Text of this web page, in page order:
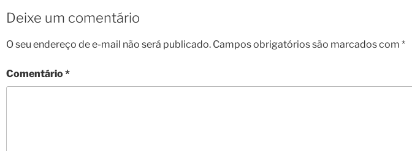
Deixe um comentário
O seu endereço de e-mail não será publicado. Campos obrigatórios são marcados com *
Comentário*